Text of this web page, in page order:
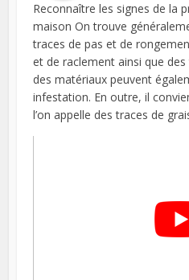
Reconnaître les signes de la
maison On trouve
traces de pas et de
et de raclement ainsi que
des matériaux peuvent
infestation. En outre, il
l’on appelle des traces de